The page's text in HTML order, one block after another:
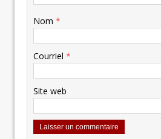
Nom *
Courriel *
Site web